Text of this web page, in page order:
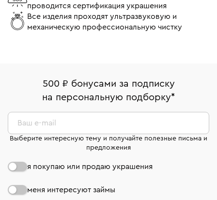
проводится сертификация украшения
Все изделия проходят ультразвуковую и
механическую профессиональную чистку
500 ₽ бонусами за подписку
на персональную подборку*
Ваш e-mail
Выберите интересную тему и получайте полезные письма и
предложения
я покупаю или продаю украшения
меня интересуют займы